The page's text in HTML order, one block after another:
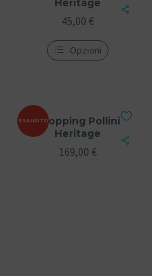
45,00 €
Opzioni
ESAURITOShopping Pollini
Heritage
169,00 €